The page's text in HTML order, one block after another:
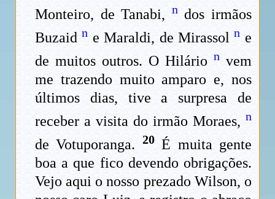
Monteiro, de Tanabi, ndos irmãos
Buzaidn e Maraldi, de Mirassoln e
de muitos outros. O Hilário nvem
me trazendo muito amparo e, nos
últimos dias, tive a surpresa de
receber a visita do irmão Moraes, n
de Votuporanga. 20É muita gente
boa a que fico devendo obrigações.
Vejo aqui o nosso prezado Wilson, o